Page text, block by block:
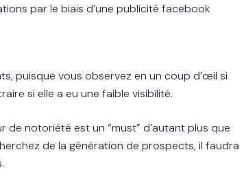
par le biais d’une publicité facebook
puisque vous observez en un coup d’œil si
si elle a eu une faible visibilité.
notoriété est un “must” d’autant plus que
de la génération de prospects, il faudra